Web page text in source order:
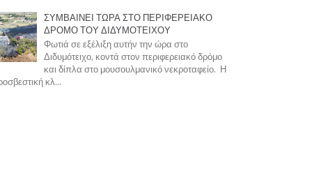
ΣΥΜΒΑΙΝΕΙ ΤΩΡΑ ΣΤΟ ΠΕΡΙΦΕΡΕΙΑΚΟ
ΔΡΟΜΟ ΤΟΥ ΔΙΔΥΜΟΤΕΙΧΟΥ
Φωτιά σε εξέλιξη αυτήν την ώρα στο
Διδυμότειχο, κοντά στον περιφερειακό δρόμο
και δίπλα στο μουσουλμανικό νεκροταφείο. Η
κλ...